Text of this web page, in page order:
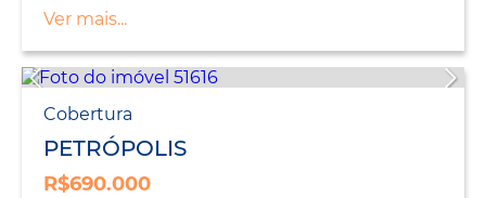
Ver mais...
Cobertura
PETRÓPOLIS
R$690.000